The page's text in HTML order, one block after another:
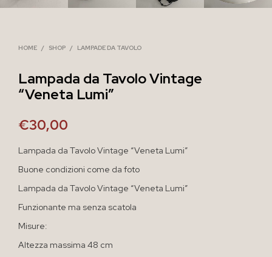
HOME / SHOP / LAMPADE DA TAVOLO
Lampada da Tavolo Vintage
“Veneta Lumi”
€30,00
Lampada da Tavolo Vintage “Veneta Lumi”
Buone condizioni come da foto
Lampada da Tavolo Vintage “Veneta Lumi”
Funzionante ma senza scatola
Misure:
Altezza massima 48 cm